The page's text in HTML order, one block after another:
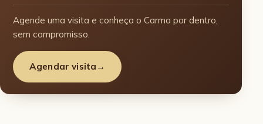
Agende uma visita e conheça o Carmo por dentro,
sem compromisso.
Agendar visita →